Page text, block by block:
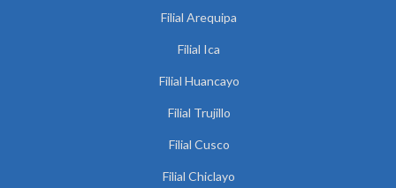
Filial Arequipa
Filial Ica
Filial Huancayo
Filial Trujillo
Filial Cusco
Filial Chiclayo